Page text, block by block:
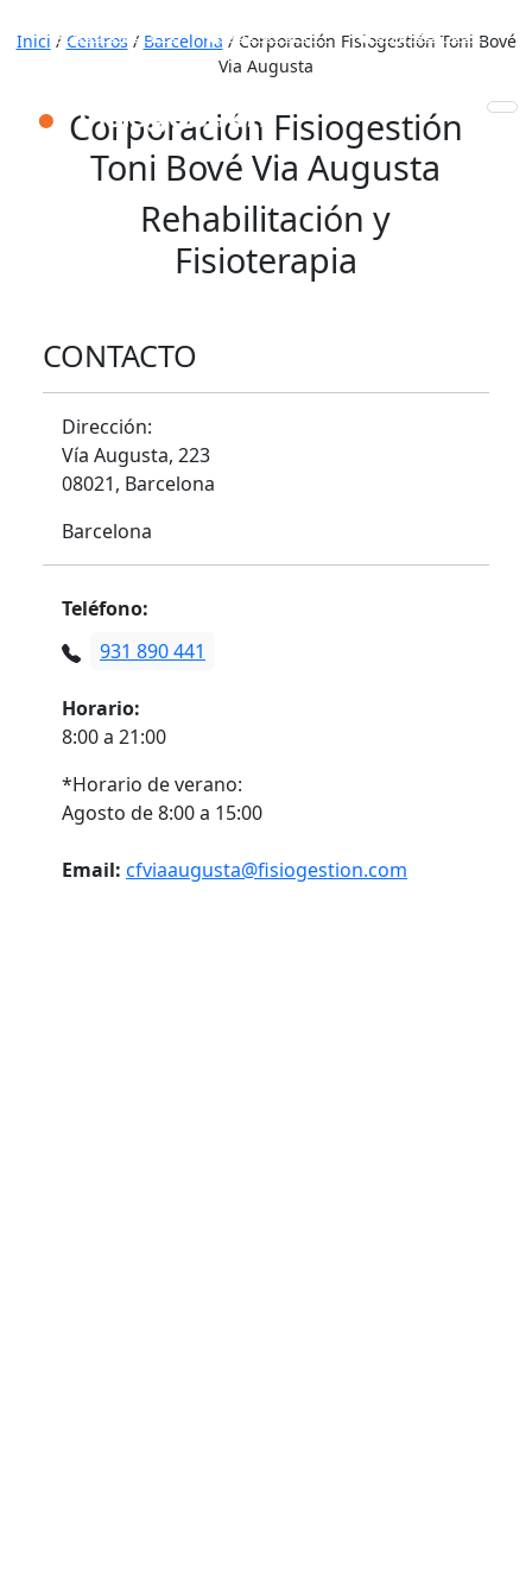
653 772 111 931 890 441 910 820 032
Inici / Centros / Barcelona / Corporación Fisiogestión Toni Bové
Via Augusta
Corporación Fisiogestión
Toni Bové Via Augusta
Rehabilitación y
Fisioterapia
CONTACTO
Dirección:
Vía Augusta, 223
08021, Barcelona
Barcelona
Teléfono:
931 890 441
Horario:
8:00 a 21:00
*Horario de verano:
Agosto de 8:00 a 15:00
Email: cfviaaugusta@fisiogestion.com